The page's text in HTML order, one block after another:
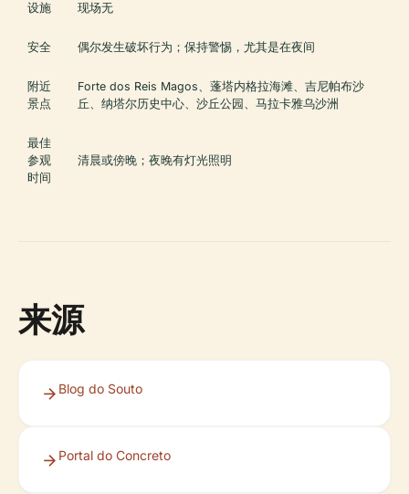
设施 现场无
安全 偶尔发生破坏行为；保持警惕，尤其是在夜间
附近
景点
Forte dos Reis Magos、蓬塔内格拉海滩、吉尼帕布沙
丘、纳塔尔历史中心、沙丘公园、马拉卡雅乌沙洲
最佳
参观
时间
清晨或傍晚；夜晚有灯光照明
来源
Blog do Souto
Portal do Concreto